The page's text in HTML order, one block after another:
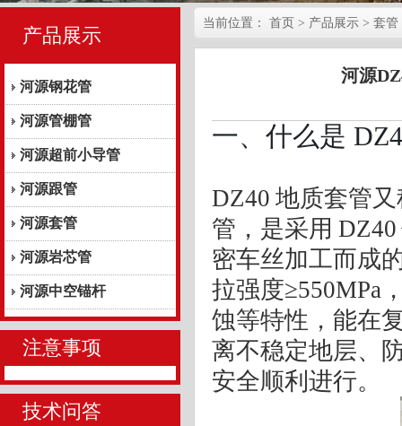
产品展示
河源钢花管
河源管棚管
河源超前小导管
河源跟管
河源套管
河源岩芯管
河源中空锚杆
注意事项
技术问答
当前位置： 首页 > 产品展示 > 套管
河源
一、什么是
DZ40 地质套管又
管 ，是采用
密车丝加工而成
拉强度≥550MPa
蚀等特性，能在
离不稳定地层、
安全顺利进行。